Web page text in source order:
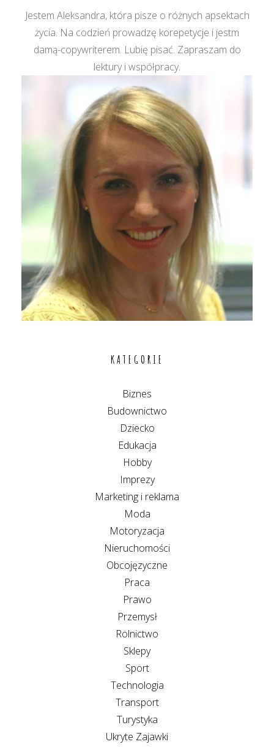
Jestem Aleksandra, która pisze o różnych apsektach
życia. Na codzień prowadzę korepetycje i jestm
damą-copywriterem. Lubię pisać. Zapraszam do
lektury i współpracy.
KATEGORIE
Biznes
Budownictwo
Dziecko
Edukacja
Hobby
Imprezy
Marketing i reklama
Moda
Motoryzacja
Nieruchomości
Obcojęzyczne
Praca
Prawo
Przemysł
Rolnictwo
Sklepy
Sport
Technologia
Transport
Turystyka
Ukryte Zajawki